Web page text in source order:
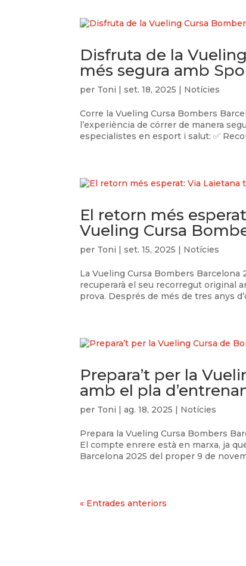
Disfruta de la
més segura amb
per Toni |set. 18, 2025 | Notícies
Corre la Vueling Cursa Bombers
l’experiència de córrer de manera
especialistes en esport i salut: ✅
El retorn més
Vueling Cursa
per Toni |set. 15, 2025 | Notícies
La Vueling Cursa Bombers
recuperarà el seu recorregut original
prova. Després de més de tres anys
Prepara’t per la
amb el pla
per Toni |ag. 18, 2025 | Notícies
Prepara la Vueling Cursa Bombers
El compte enrere està en marxa, ja
Barcelona 2025 del proper 9 de
« Entrades anteriors